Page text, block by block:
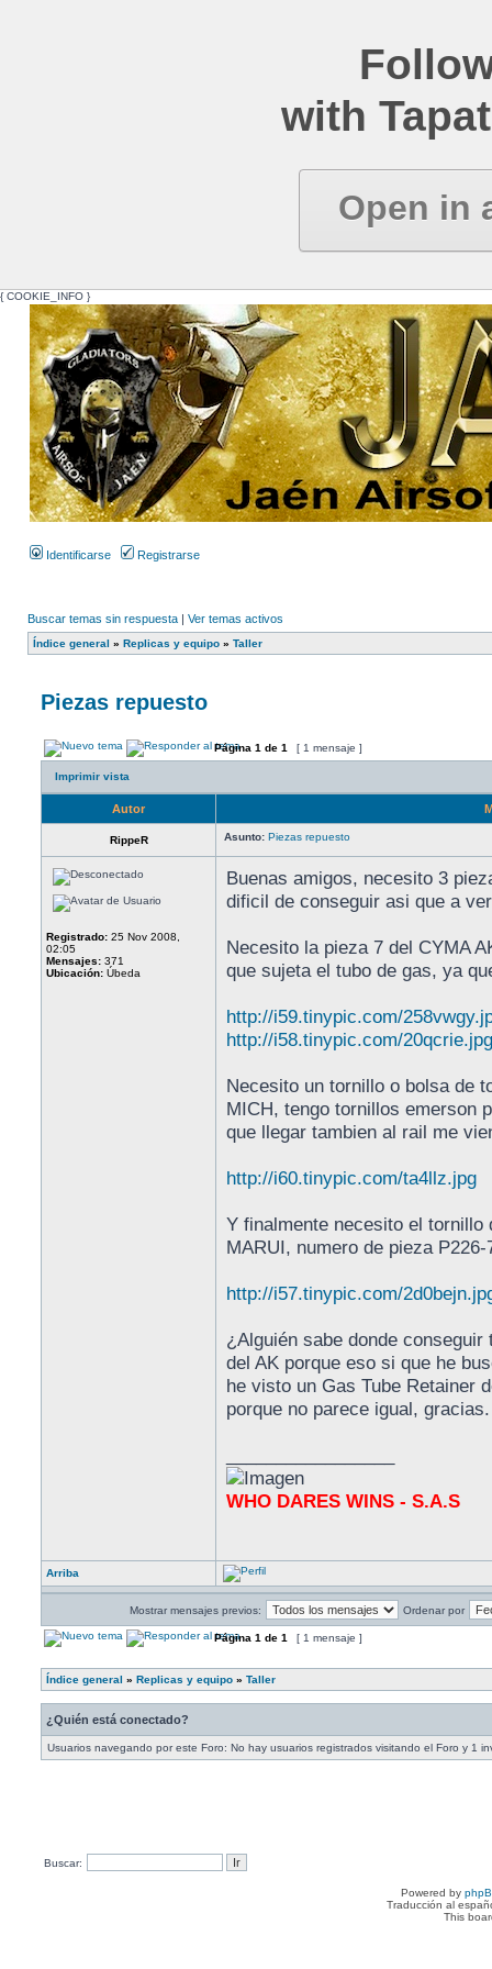
with
Open in
{ COOKIE_INFO }
Identificarse Registrarse
Buscar temas sin respuesta | Ver temas activos
Índice general » Replicas y equipo » Taller
Piezas repuesto
Página 1 de 1 [ 1 mensaje ]
Imprimir vista
Autor
RippeR Asunto: Piezas repuesto
Registrado: 25 Nov 2008,
02:05
Mensajes: 371
Ubicación: Úbeda
Buenas amigos, necesito 3
dificil de conseguir asi que a
Necesito la pieza 7 del CYMA
que sujeta el tubo de gas, ya
http://i59.tinypic.com/
http://i58.tinypic.com/20qcrie.jpg
Necesito un tornillo o bolsa de
MICH, tengo tornillos emerson
que llegar tambien al rail me
http://i60.tinypic.com/ta4llz.jpg
Y finalmente necesito el tornillo
MARUI, numero de pieza P226-
http://i57.tinypic.com/
¿Alguién sabe donde
del AK porque eso si que he
he visto un Gas Tube Retainer
porque no parece igual, gracias.
WHO DARES WINS - S.A.S
Arriba
Mostrar mensajes previos: Ordenar por
Página 1 de 1 [ 1 mensaje ]
Índice general » Replicas y equipo » Taller
¿Quién está conectado?
Usuarios navegando por este Foro: No hay usuarios registrados visitando el Foro y 1
Buscar:
Powered by
Traducción al
This